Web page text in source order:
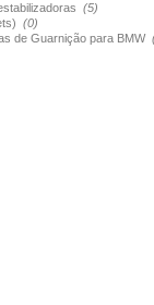
(5)
(0)
de Guarnição para BMW